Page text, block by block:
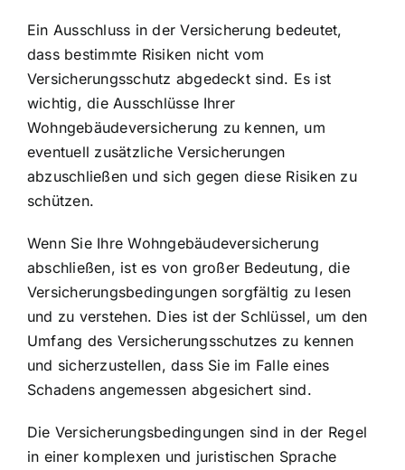
Ein Ausschluss in der Versicherung bedeutet,
dass bestimmte Risiken nicht vom
Versicherungsschutz abgedeckt sind. Es ist
wichtig, die Ausschlüsse Ihrer
Wohngebäudeversicherung zu kennen, um
eventuell zusätzliche Versicherungen
abzuschließen und sich gegen diese Risiken zu
schützen.
Wenn Sie Ihre Wohngebäudeversicherung
abschließen, ist es von großer Bedeutung, die
Versicherungsbedingungen sorgfältig zu lesen
und zu verstehen. Dies ist der Schlüssel, um den
Umfang des Versicherungsschutzes zu kennen
und sicherzustellen, dass Sie im Falle eines
Schadens angemessen abgesichert sind.
Die Versicherungsbedingungen sind in der Regel
in einer komplexen und juristischen Sprache